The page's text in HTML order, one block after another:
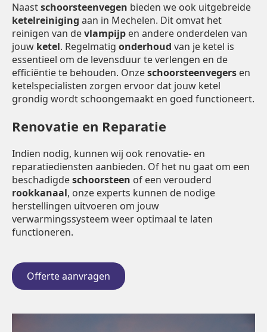
Naastschoorsteenvegen bieden we ook uitgebreide
ketelreiniging aan in Mechelen. Dit omvat het
reinigen van devlampijp en andere onderdelen van
jouw ketel. Regelmatig onderhoud van je ketel is
essentieel om de levensduur te verlengen en de
efficiëntie te behouden. Onzeschoorsteenvegers en
ketelspecialisten zorgen ervoor dat jouw ketel
grondig wordt schoongemaakt en goed functioneert.
Renovatie en Reparatie
Indien nodig, kunnen wij ook renovatie- en
reparatiediensten aanbieden. Of het nu gaat om een
beschadigdeschoorsteen of een verouderd
rookkanaal, onze experts kunnen de nodige
herstellingen uitvoeren om jouw
verwarmingssysteem weer optimaal te laten
functioneren.
Offerte aanvragen